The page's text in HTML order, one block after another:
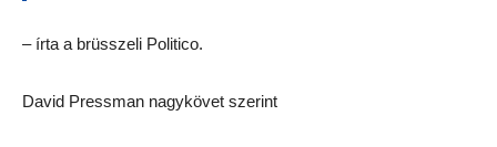
– írta a brüsszeli Politico.
David Pressman nagykövet szerint